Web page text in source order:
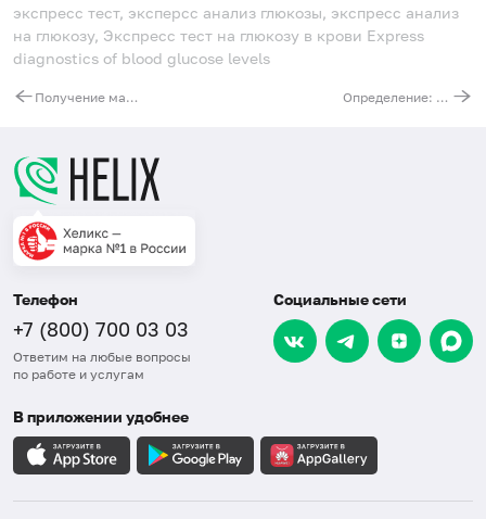
экспресс тест, эксперсс анализ глюкозы, экспресс анализ
на глюкозу, Экспресс тест на глюкозу в крови Express
diagnostics of blood glucose levels
Получение мазка из ротоглотки и носоглотки COVID-19 для путешественников Определение: время свертывания крови и длительность кровотечения
Телефон
+7 (800) 700 03 03
Ответим на любые вопросы
по работе и услугам
Социальные сети
В приложении удобнее